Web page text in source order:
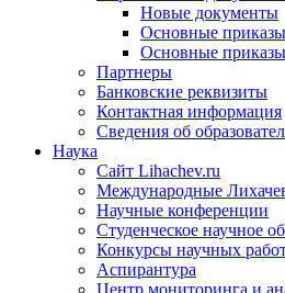
Новые документы
Основные
Основные приказы
Партнеры
Банковские реквизиты
Контактная информация
Сведения об
Наука
Сайт Lihachev.ru
Международные
Научные конференции
Студенческое научное
Конкурсы научных
Аспирантура
Центр мониторинга и